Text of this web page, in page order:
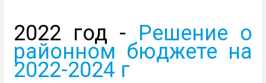
2022 год - Решение о
районном бюджете на
2022-2024 г